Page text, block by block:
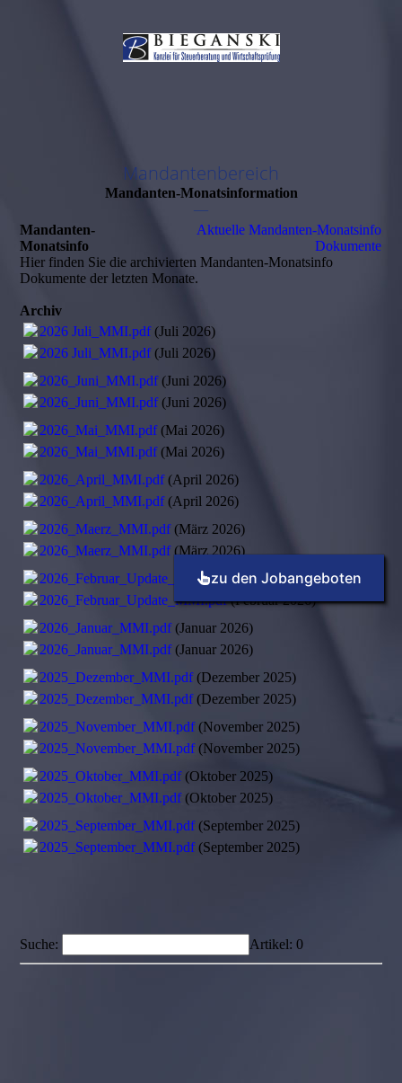
Mandantenbereich
Mandanten-Monatsinformation
—
Mandanten-
Monatsinfo
Aktuelle Mandanten-Monatsinfo
Dokumente
Hier finden Sie die archivierten Mandanten-Monatsinfo
Dokumente der letzten Monate.
Archiv
2026 Juli_MMI.pdf(Juli 2026)
2026 Juli_MMI.pdf(Juli 2026)
2026_Juni_MMI.pdf(Juni 2026)
2026_Juni_MMI.pdf(Juni 2026)
2026_Mai_MMI.pdf(Mai 2026)
2026_Mai_MMI.pdf(Mai 2026)
2026_April_MMI.pdf(April 2026)
2026_April_MMI.pdf(April 2026)
2026_Maerz_MMI.pdf(März 2026)
2026_Maerz_MMI.pdf(März 2026)
2026_Februar_Update_MMI.pdf (Februar 2026)
2026_Februar_Update_MMI.pdf(Februar 2026)
2026_Januar_MMI.pdf(Januar 2026)
2026_Januar_MMI.pdf(Januar 2026)
2025_Dezember_MMI.pdf(Dezember 2025)
2025_Dezember_MMI.pdf(Dezember 2025)
2025_November_MMI.pdf(November 2025)
2025_November_MMI.pdf(November 2025)
2025_Oktober_MMI.pdf(Oktober 2025)
2025_Oktober_MMI.pdf(Oktober 2025)
2025_September_MMI.pdf(September 2025)
2025_September_MMI.pdf(September 2025)
Suche: Artikel:0
zu den Jobangeboten